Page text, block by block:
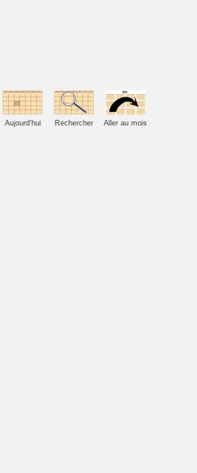
Aujourd'hui Rechercher Aller au mois